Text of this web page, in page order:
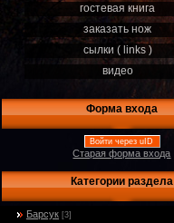
гостевая книга
заказать нож
сылки ( links )
видео
Форма входа
Войти через uID
Старая форма входа
Категории раздела
Барсук [3]